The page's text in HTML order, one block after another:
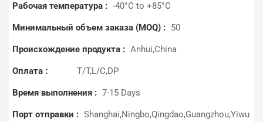
Рабочая температура : -40°C to +85°C
Минимальный объем заказа (MOQ) : 50
Происхождение продукта : Anhui,China
Оплата : T/T,L/C,DP
Время выполнения : 7-15 Days
Порт отправки : Shanghai,Ningbo,Qingdao,Guangzhou,Yiwu